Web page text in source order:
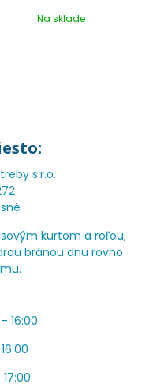
Na sklade
s.r.o.
kurtom a roľou,
bránou dnu rovno
16:00